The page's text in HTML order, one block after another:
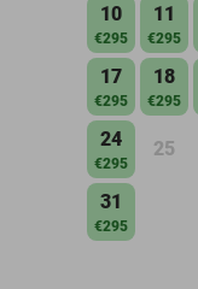
10
€295
11
€295
17
€295
18
€295
24
€295
25
31
€295